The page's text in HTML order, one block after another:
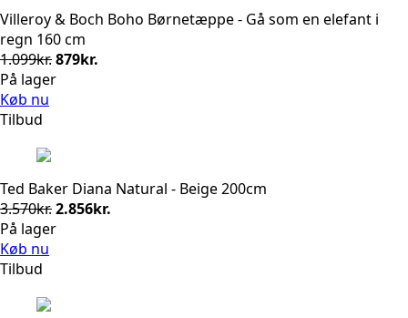
Villeroy & Boch Boho Børnetæppe - Gå som en elefant i
regn 160 cm
1.099kr.Den
oprindelige
879kr.
På lager
Køb nu
Tilbud
Ted Baker Diana Natural - Beige 200cm
3.570kr.Den
oprindelige
2.856kr.
På lager
Køb nu
Tilbud